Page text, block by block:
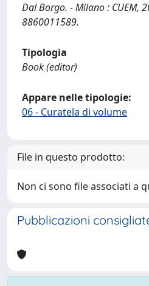
Dal Borgo. - Milano : CUEM,
8860011589.
Tipologia
Book (editor)
Appare nelle tipologie:
06 - Curatela di volume
File in questo prodotto:
Non ci sono file associati a
Pubblicazioni